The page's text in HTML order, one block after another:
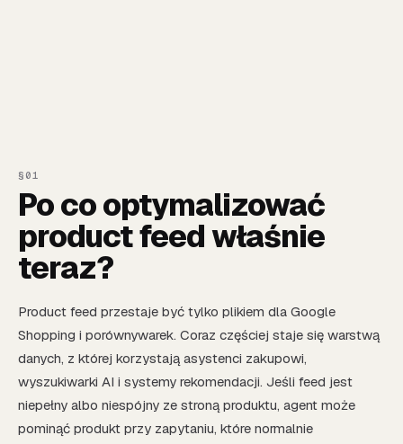
Po co optymalizować
product feed właśnie
teraz?
Product feed przestaje być tylko plikiem dla Google
Shopping i porównywarek. Coraz częściej staje się warstwą
danych, z której korzystają asystenci zakupowi,
wyszukiwarki AI i systemy rekomendacji. Jeśli feed jest
niepełny albo niespójny ze stroną produktu, agent może
pominąć produkt przy zapytaniu, które normalnie